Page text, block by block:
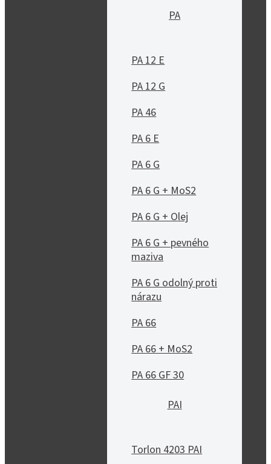
PA
PA 12 E
PA 12 G
PA 46
PA 6 E
PA 6 G
PA 6 G + MoS2
PA 6 G + Olej
PA 6 G + pevného
maziva
PA 6 G odolný proti
nárazu
PA 66
PA 66 + MoS2
PA 66 GF 30
PAI
Torlon 4203 PAI